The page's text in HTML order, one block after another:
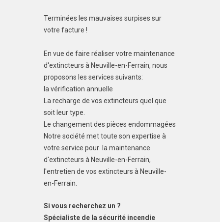
Terminées les mauvaises surpises sur
votre facture !
En vue de faire réaliser votre maintenance
d'extincteurs à Neuville-en-Ferrain, nous
proposons les services suivants:
la vérification annuelle
La recharge de vos extincteurs quel que
soit leur type.
Le changement des pièces endommagées
Notre société met toute son expertise à
votre service pour la maintenance
d'extincteurs à Neuville-en-Ferrain,
l'entretien de vos extincteurs à Neuville-
en-Ferrain.
Si vous recherchez un ?
Spécialiste de la sécurité incendie